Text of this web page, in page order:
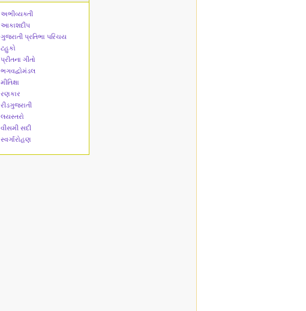
અભીવ્યક્તી
આકાશદીપ
ગુજરાતી પ્રતિભા પરિચય
ટહુકો
પ્રીતના ગીતો
ભગવદ્વોમંડલ
મીતિક્ષા
રણકાર
રીડગુજરાતી
લયસ્તરો
વીસમી સદી
સ્વર્ગારોહણ